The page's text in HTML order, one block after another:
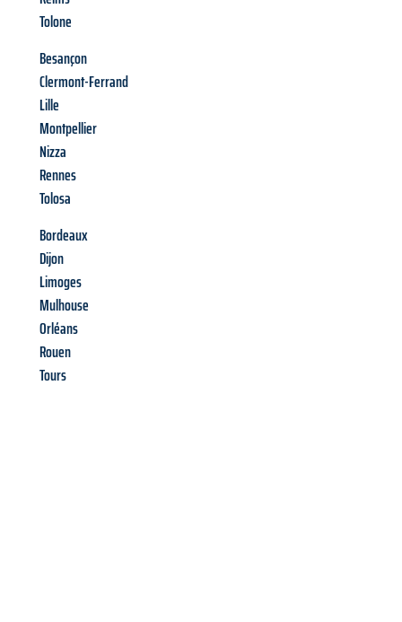
Tolone
Besançon
Clermont-Ferrand
Lille
Montpellier
Nizza
Rennes
Tolosa
Bordeaux
Dijon
Limoges
Mulhouse
Orléans
Rouen
Tours